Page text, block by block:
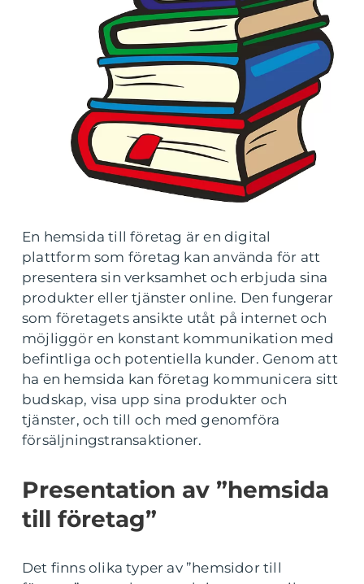
En hemsida till företag är en digital
plattform som företag kan använda för att
presentera sin verksamhet och erbjuda sina
produkter eller tjänster online. Den fungerar
som företagets ansikte utåt på internet och
möjliggör en konstant kommunikation med
befintliga och potentiella kunder. Genom att
ha en hemsida kan företag kommunicera sitt
budskap, visa upp sina produkter och
tjänster, och till och med genomföra
försäljningstransaktioner.
Presentation av ”hemsida
till företag”
Det finns olika typer av ”hemsidor till